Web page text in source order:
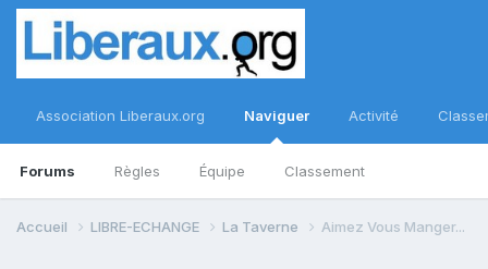
Association Liberaux.org Naviguer
Forums Règles Équipe Classement
Activité
Accueil LIBRE-ECHANGE La Taverne Aimez Vous Manger...